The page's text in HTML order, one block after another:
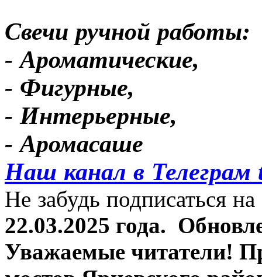
Свечи ручной работы:
- Ароматические,
- Фигурные,
- Интерьерные,
- Аромасаше
Наш канал в Телеграм
Не забудь подписаться
22.03.2025 года.
Уважаемые читатели!